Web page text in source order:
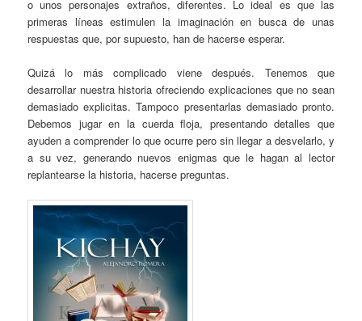
o unos personajes extraños, diferentes. Lo ideal es que las
primeras líneas estimulen la imaginación en busca de unas
respuestas que, por supuesto, han de hacerse esperar.
Quizá lo más complicado viene después. Tenemos que
desarrollar nuestra historia ofreciendo explicaciones que no sean
demasiado explicitas. Tampoco presentarlas demasiado pronto.
Debemos jugar en la cuerda floja, presentando detalles que
ayuden a comprender lo que ocurre pero sin llegar a desvelarlo, y
a su vez, generando nuevos enigmas que le hagan al lector
replantearse la historia, hacerse preguntas.